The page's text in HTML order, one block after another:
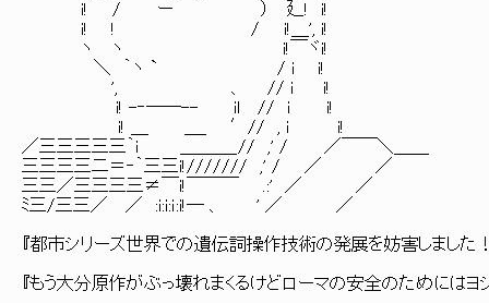
i! / ー ） 廴! i!
i! ! / i!＿', i!
ヽ ヽ i!￣ヾi!
＼ ｀ヽ ` / i i!
', 、 // i i!
i! -‐――-- il // i i!
i! ＿ ＿_ ′// , i i!
／三三三三三｀i ＿＿＿_// ,' / ／￣￣＼＿＿
三三三三二＝‐｀三三i!/////// ,' / ／ ／
三三／三三三三≠￣i!￣￣￣ .:' ／ ／
ﾐ三/三三／ ／ :i:i:ｉ:i!― 、 ' ／ ／
『都市シリーズ世界での遺伝詞操作技術の発展を妨害しました
『もう大分原作がぶっ壊れまくるけどローマの安全のためにはヨ